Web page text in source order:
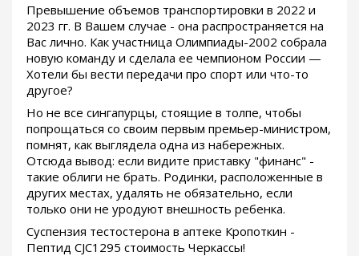
Превышение объемов транспортировки в 2022 и
2023 гг. В Вашем случае - она распространяется на
Вас лично. Как участница Олимпиады-2002 собрала
новую команду и сделала ее чемпионом России —
Хотели бы вести передачи про спорт или что-то
другое?
Но не все сингапурцы, стоящие в толпе, чтобы
попрощаться со своим первым премьер-министром,
помнят, как выглядела одна из набережных.
Отсюда вывод: если видите приставку "финанс" -
такие облиги не брать. Родинки, расположенные в
других местах, удалять не обязательно, если
только они не уродуют внешность ребенка.
Суспензия тестостерона в аптеке Кропоткин -
Пептид CJC1295 стоимость Черкассы!